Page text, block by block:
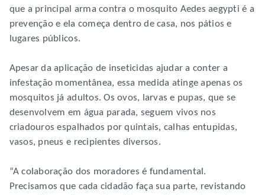
que a principal arma contra o mosquito Aedes aegypti é a
prevenção e ela começa dentro de casa, nos pátios e
lugares públicos.
Apesar da aplicação de inseticidas ajudar a conter a
infestação momentânea, essa medida atinge apenas os
mosquitos já adultos. Os ovos, larvas e pupas, que se
desenvolvem em água parada, seguem vivos nos
criadouros espalhados por quintais, calhas entupidas,
vasos, pneus e recipientes diversos.
“A colaboração dos moradores é fundamental.
Precisamos que cada cidadão faça sua parte, revistando